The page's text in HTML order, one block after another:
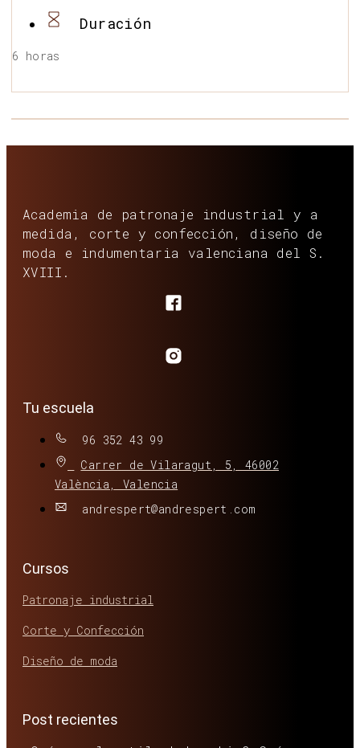
Duración
6 horas
Academia de patronaje industrial y a
medida, corte y confección, diseño de
moda e indumentaria valenciana del S.
XVIII.
Tu escuela
96 352 43 99
Carrer de Vilaragut, 5, 46002
València, Valencia
andrespert@andrespert.com
Cursos
Patronaje industrial
Corte y Confección
Diseño de moda
Post recientes